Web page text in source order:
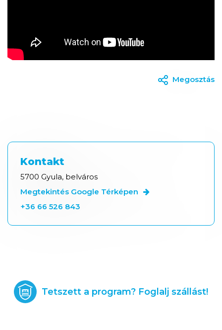
Megosztás
Kontakt
5700 Gyula, belváros
Megtekintés Google Térképen
+36 66 526 843
Tetszett a program? Foglalj szállást!